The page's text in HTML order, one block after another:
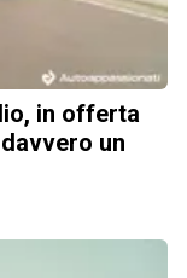
in offerta
un